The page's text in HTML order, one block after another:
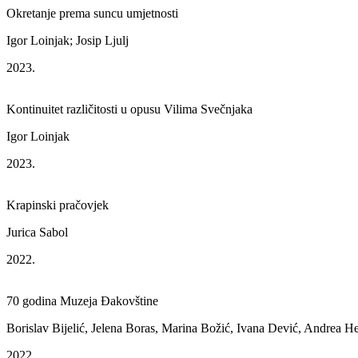
Okretanje prema suncu umjetnosti
Igor Loinjak; Josip Ljulj
2023.
Kontinuitet različitosti u opusu Vilima Svečnjaka
Igor Loinjak
2023.
Krapinski pračovjek
Jurica Sabol
2022.
70 godina Muzeja Đakovštine
Borislav Bijelić, Jelena Boras, Marina Božić, Ivana Dević, Andrea
2022.